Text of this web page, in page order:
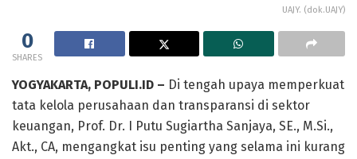
UAJY. (dok.UAJY)
0
SHARES
YOGYAKARTA, POPULI.ID – Di tengah upaya memperkuat
tata kelola perusahaan dan transparansi di sektor
keuangan, Prof. Dr. I Putu Sugiartha Sanjaya, SE., M.Si.,
Akt., CA, mengangkat isu penting yang selama ini kurang